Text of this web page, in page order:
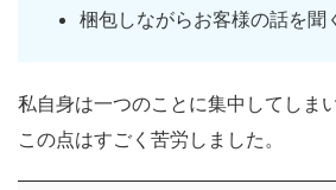
梱包しながらお客様の話を聞
私自身は一つのことに集中してしま
この点はすごく苦労しました。